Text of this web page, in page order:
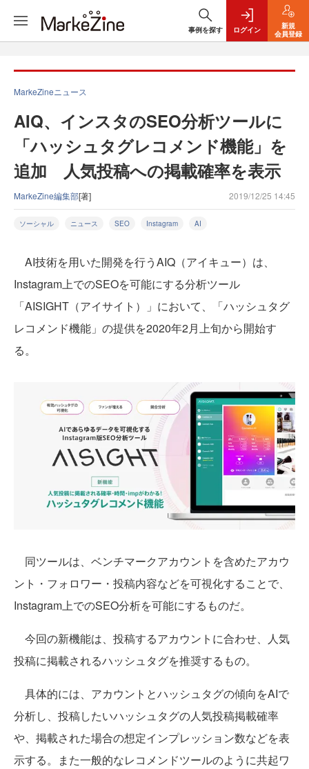
事例を探す ログイン
新規
会員登録
MarkeZineニュース
AIQ、インスタのSEO分析ツールに
「ハッシュタグレコメンド機能」を
追加 人気投稿への掲載確率を表示
MarkeZine編集部[著] 2019/12/25 14:45
ソーシャル ニュース SEO Instagram AI
AI技術を用いた開発を行うAIQ（アイキュー）は、
Instagram上でのSEOを可能にする分析ツール
「AISIGHT（アイサイト）」において、「ハッシュタグ
レコメンド機能」の提供を2020年2月上旬から開始す
る。
同ツールは、ベンチマークアカウントを含めたアカウ
ント・フォロワー・投稿内容などを可視化することで、
Instagram上でのSEO分析を可能にするものだ。
今回の新機能は、投稿するアカウントに合わせ、人気
投稿に掲載されるハッシュタグを推奨するもの。
具体的には、アカウントとハッシュタグの傾向をAIで
分析し、投稿したいハッシュタグの人気投稿掲載確率
や、掲載された場合の想定インプレッション数などを表
示する。また一般的なレコメンドツールのように共起ワ